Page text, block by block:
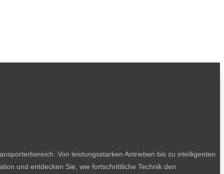
Von leistungsstarken Antrieben bis zu intelligenten
und entdecken Sie, wie fortschrittliche Technik den